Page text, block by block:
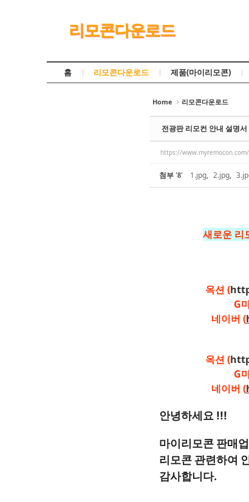
리모콘다운로드
홈 리모콘다운로드 제품(마이리모콘)
Home 리모콘다운로드
전광판 리모컨 안내 설명
https://
첨부'8' 1.jpg, 2.jpg,
새로운 리
옥션 (
G
네이버 (
옥션 (
G
네이버 (
안녕하세요 !!!
마이리모콘 판매
리모콘 관련하여
감사합니다.
Sketchbook5, 스케치북5
Sketchbook5, 스케치북5